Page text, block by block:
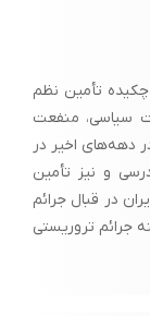
استفاده می نماید.
احکام ناحیه صادر
بود می شد. شاه
موبد موبدان بود
بود. دادگاه
چکیده تأمین نظم
سیاسی، منفعت
دهه‌های اخیر در
و نیز تأمین
در قبال جرائم
جرائم تروریستی